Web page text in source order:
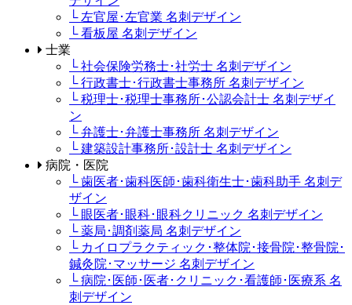
└ 左官屋･左官業 名刺デザイン
└ 看板屋 名刺デザイン
士業
└ 社会保険労務士･社労士 名刺デザイン
└ 行政書士･行政書士事務所 名刺デザイン
└ 税理士･税理士事務所･公認会計士 名刺デザイ
ン
└ 弁護士･弁護士事務所 名刺デザイン
└ 建築設計事務所･設計士 名刺デザイン
病院・医院
└ 歯医者･歯科医師･歯科衛生士･歯科助手 名刺デ
ザイン
└ 眼医者･眼科･眼科クリニック 名刺デザイン
└ 薬局･調剤薬局 名刺デザイン
└ カイロプラクティック･整体院･接骨院･整骨院･
鍼灸院･マッサージ 名刺デザイン
└ 病院･医師･医者･クリニック･看護師･医療系 名
刺デザイン